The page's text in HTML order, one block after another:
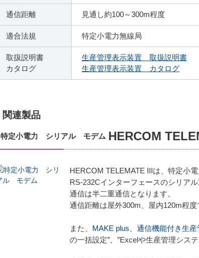
通信距離 見通し約100～300m程度
適合法規 特定小電力無線局
取扱説明書
カタログ
生産管理表示装置 取扱説明書
生産管理表示装置 カタログ
関連製品
特定小電力 シリアル モデム HERCOM
HERCOM TELEMATE IIIは、特定小
RS-232Cインターフェースのシリア
通信は半二重通信となります。
通信距離は屋外300m、屋内120m程度
また、 MAKE plus 通信機能付き生
の一括設定”、”Excelや生産管理シス